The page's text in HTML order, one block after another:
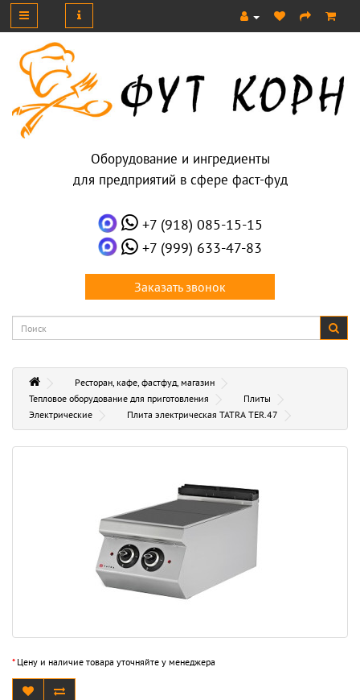
Оборудование и ингредиенты
для предприятий в сфере фаст-фуд
+7 (918) 085-15-15
+7 (999) 633-47-83
Заказать звонок
Ресторан, кафе, фастфуд, магазин
Тепловое оборудование для приготовления
Плиты
Электрические
Плита электрическая TATRA TER.47
*Цену и наличие товара уточняйте у менеджера